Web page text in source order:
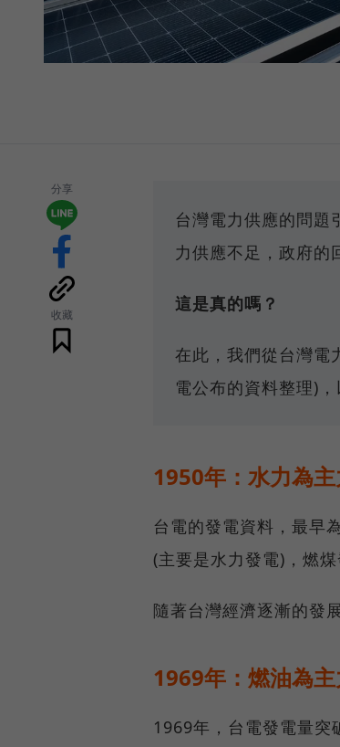
分享
收藏
台灣電力供應的問題
力供應不足，政府的
這是真的嗎？
在此，我們從台灣電
電公布的資料整理)
1950年：水力為主
台電的發電資料，最早
(主要是水力發電)，燃
隨著台灣經濟逐漸的發
1969年：燃油為主
1969年，台電發電量